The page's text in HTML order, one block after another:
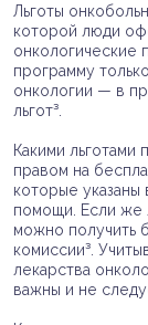
Льготы
которой люди
онкологические
программу
онкологии — в
льгот³.
Какими льготами
правом на
которые указаны
помощи. Если же
можно получить
комиссии³.
лекарства
важны и не